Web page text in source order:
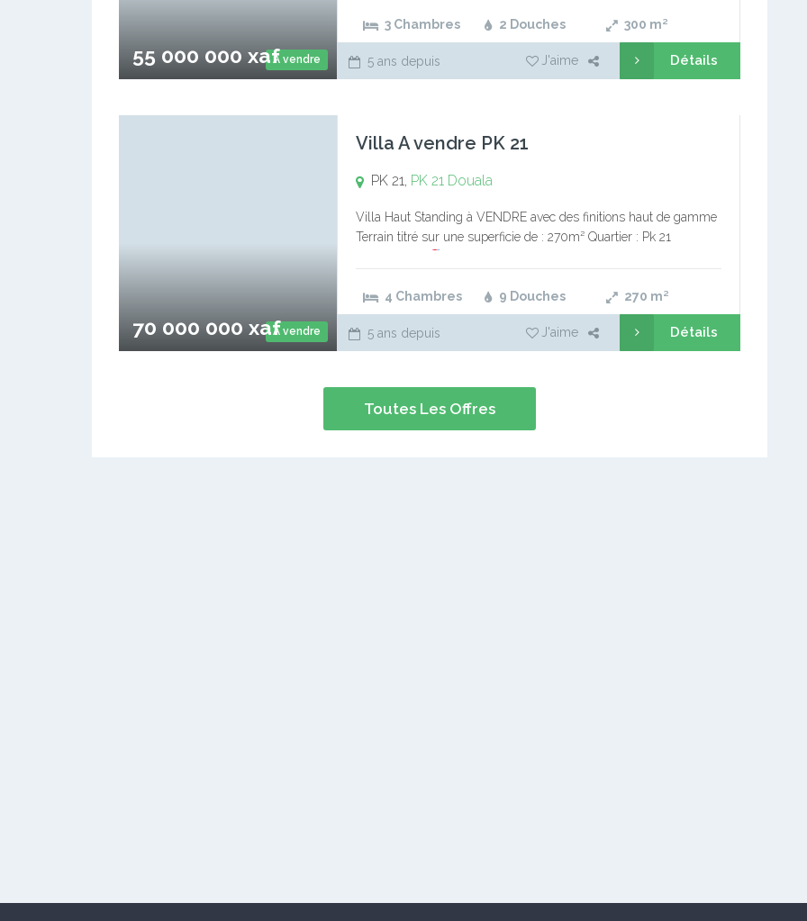
A vendre
55 000 000 xaf
3 Chambres 2 Douches 300 m²
5 ans depuis J'aime Détails
A vendre
70 000 000 xaf
Villa A vendre PK 21
PK 21, PK 21 Douala
Villa Haut Standing à VENDRE avec des finitions haut de gamme
Terrain titré sur une superficie de : 270m² Quartier : Pk 21
4 Chambres 9 Douches 270 m²
5 ans depuis J'aime Détails
Toutes Les Offres